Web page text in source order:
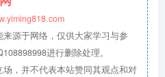
源于网络，仅供大家学习与参
进行删除处理。
，并不代表本站赞同其观点和对